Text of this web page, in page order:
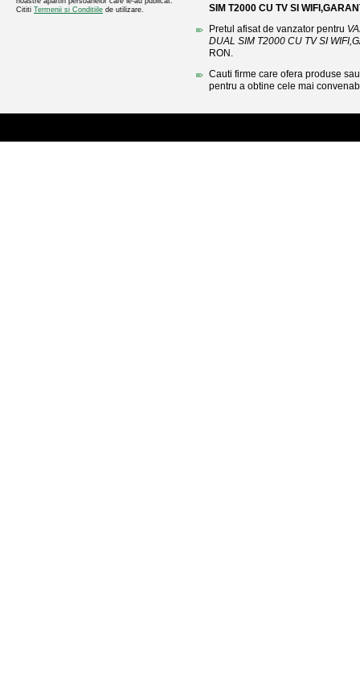
Cititi Termenii si Conditiile de utilizare.
SIM T2000 CU TV SI
Pretul afisat de vanzator pentru
DUAL SIM T2000 CU TV SI
RON.
Cauti firme care ofera produse
pentru a obtine cele mai